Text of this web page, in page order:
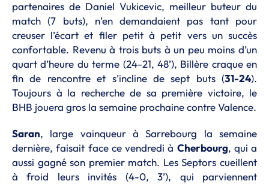
partenaires de Daniel Vukicevic, meilleur buteur du
match (7 buts), n’en demandaient pas tant pour
creuser l’écart et filer petit à petit vers un succès
confortable. Revenu à trois buts à un peu moins d’un
quart d’heure du terme (24-21, 48’), Billère craque en
fin de rencontre et s’incline de sept buts (31-24).
Toujours à la recherche de sa première victoire, le
BHB jouera gros la semaine prochaine contre Valence.
Saran, large vainqueur à Sarrebourg la semaine
dernière, faisait face ce vendredi à Cherbourg, qui a
aussi gagné son premier match. Les Septors cueillent
à froid leurs invités (4-0, 3’), qui parviennent